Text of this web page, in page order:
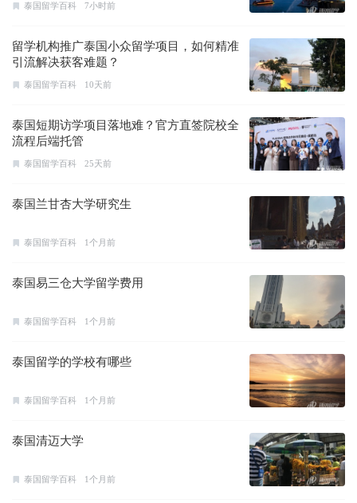
泰国留学百科 7小时前
留学机构推广泰国小众留学项目，如何精准
引流解决获客难题？
泰国留学百科 10天前
泰国短期访学项目落地难？官方直签院校全
流程后端托管
泰国留学百科 25天前
泰国兰甘杏大学研究生
泰国留学百科 1个月前
泰国易三仓大学留学费用
泰国留学百科 1个月前
泰国留学的学校有哪些
泰国留学百科 1个月前
泰国清迈大学
泰国留学百科 1个月前